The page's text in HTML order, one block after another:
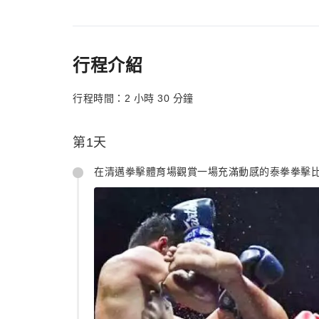
行程介紹
行程時間：2 小時 30 分鐘
第1天
在清邁拳擊體育場觀賞一場充滿動感的泰拳拳擊